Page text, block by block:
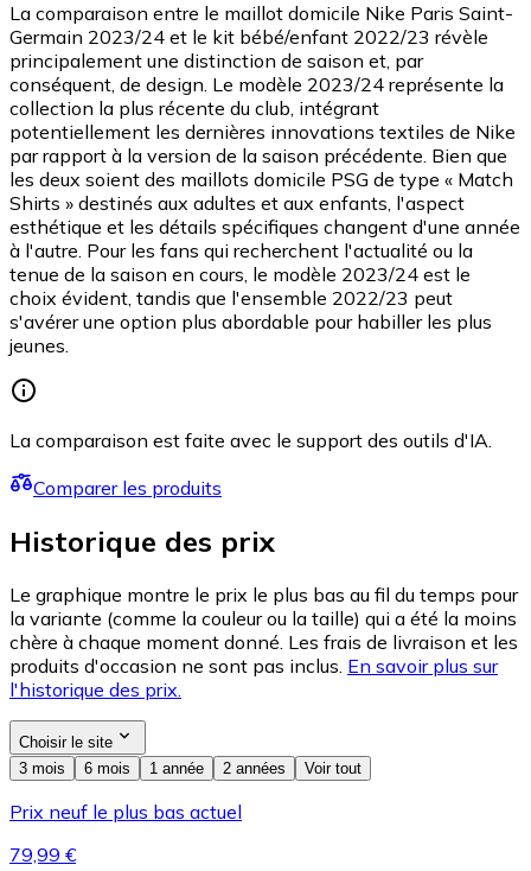
La comparaison entre le maillot domicile Nike Paris Saint-
Germain 2023/24 et le kit bébé/enfant 2022/23 révèle
principalement une distinction de saison et, par
conséquent, de design. Le modèle 2023/24 représente la
collection la plus récente du club, intégrant
potentiellement les dernières innovations textiles de Nike
par rapport à la version de la saison précédente. Bien que
les deux soient des maillots domicile PSG de type « Match
Shirts » destinés aux adultes et aux enfants, l'aspect
esthétique et les détails spécifiques changent d'une année
à l'autre. Pour les fans qui recherchent l'actualité ou la
tenue de la saison en cours, le modèle 2023/24 est le
choix évident, tandis que l'ensemble 2022/23 peut
s'avérer une option plus abordable pour habiller les plus
jeunes.
La comparaison est faite avec le support des outils d'IA.
Comparer les produits
Historique des prix
Le graphique montre le prix le plus bas au fil du temps pour
la variante (comme la couleur ou la taille) qui a été la moins
chère à chaque moment donné. Les frais de livraison et les
produits d'occasion ne sont pas inclus. En savoir plus sur
l'historique des prix.
Choisir le site
3 mois
6 mois 1 année 2 années Voir tout
Prix neuf le plus bas actuel
79,99 €